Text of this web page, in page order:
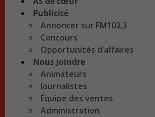
Publicité
Annoncer sur FM103,3
Concours
Opportunités d’affaires
Nous Joindre
Animateurs
Journalistes
Équipe des ventes
Administration